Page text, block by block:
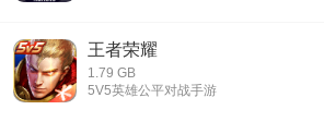
王者荣耀
1.79 GB
5V5英雄公平对战手游